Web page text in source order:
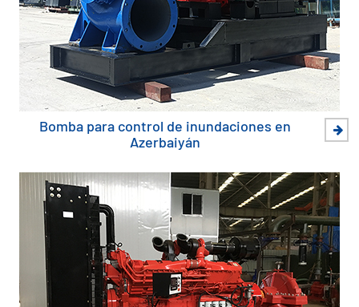
Bomba para control de inundaciones en
Azerbaiyán